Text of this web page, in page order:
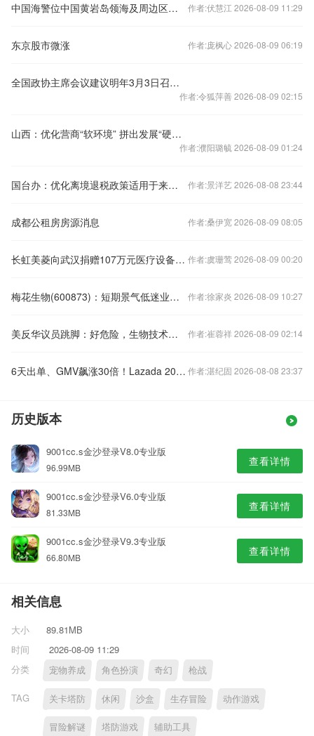
中国海警位中国黄岩岛领海及周边区域执法巡查丨视频 作者:伏慧江 2026-08-09 11:29
东京股市微涨 作者:庞枫心 2026-08-09 06:19
全国政协主席会议建议明年3月3日召开全国政协十三届三次会议
作者:令狐萍善 2026-08-09 02:15
山西：优化营商“软环境” 拼出发展“硬实力”
作者:濮阳璐毓 2026-08-09 01:24
国台办：优化离境退税政策适用于来大陆的台湾同胞 作者:景洋艺 2026-08-08 23:44
成都公租房房源消息 作者:桑伊宽 2026-08-09 08:05
长虹美菱向武汉捐赠107万元医疗设备物资 作者:虞珊莺 2026-08-09 00:20
梅花生物(600873)：短期景气低迷业绩承压 中长期产能释放成长可期 作者:徐家炎 2026-08-09 10:27
美反华议员跳脚：好危险，生物技术也得“卡” 作者:崔蓉祥 2026-08-09 02:14
6天出单、GMV飙涨30倍！Lazada 2026新政：精准孵化+资源全垒打 作者:湛纪固 2026-08-08 23:37
历史版本
9001cc.s金沙登录V8.0专业版
96.99MB 查看详情
9001cc.s金沙登录V6.0专业版
81.33MB 查看详情
9001cc.s金沙登录V9.3专业版
66.80MB 查看详情
相关信息
大小
89.81MB
时间
2026-08-09 11:29
分类
宠物养成 角色扮演 奇幻 枪战
TAG 关卡塔防 休闲 沙盒 生存冒险 动作游戏
冒险解谜 塔防游戏 辅助工具